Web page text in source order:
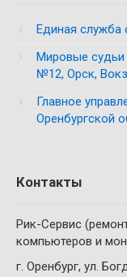
Единая служба
Мировые судьи
№12, Орск,
Главное
Оренбургской
Контакты
Рик-Сервис
компьютеров и
г. Оренбург, ул.